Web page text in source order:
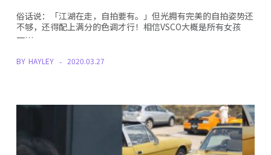
俗话说：「江湖在走，自拍要有。」但光拥有完美的自拍姿势还
不够，还得配上满分的色调才行！相信VSCO大概是所有女孩
一…
BY HAYLEY 2020.03.27